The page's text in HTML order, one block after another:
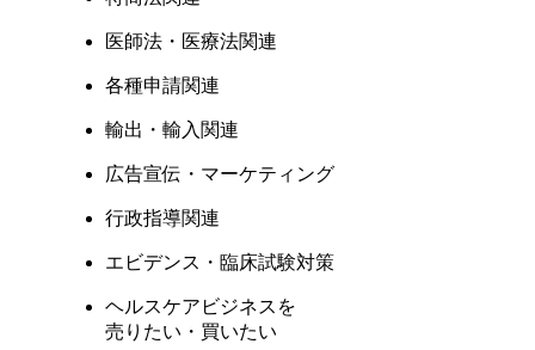
医師法・医療法関連
各種申請関連
輸出・輸入関連
広告宣伝・マーケティング
行政指導関連
エビデンス・臨床試験対策
ヘルスケアビジネスを
売りたい・買いたい